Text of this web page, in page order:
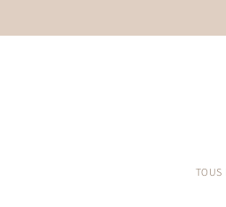
TOUS